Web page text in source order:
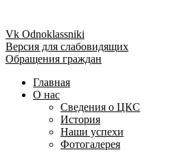
Vk Odnoklassniki
Версия для слабовидящих
Обращения граждан
Главная
О нас
Сведения о ЦКС
История
Наши успехи
Фотогалерея